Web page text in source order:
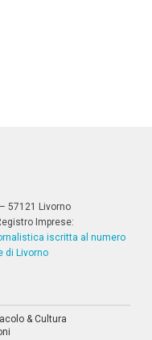
57121 Livorno
Imprese:
iscritta al numero
di Livorno
& Cultura